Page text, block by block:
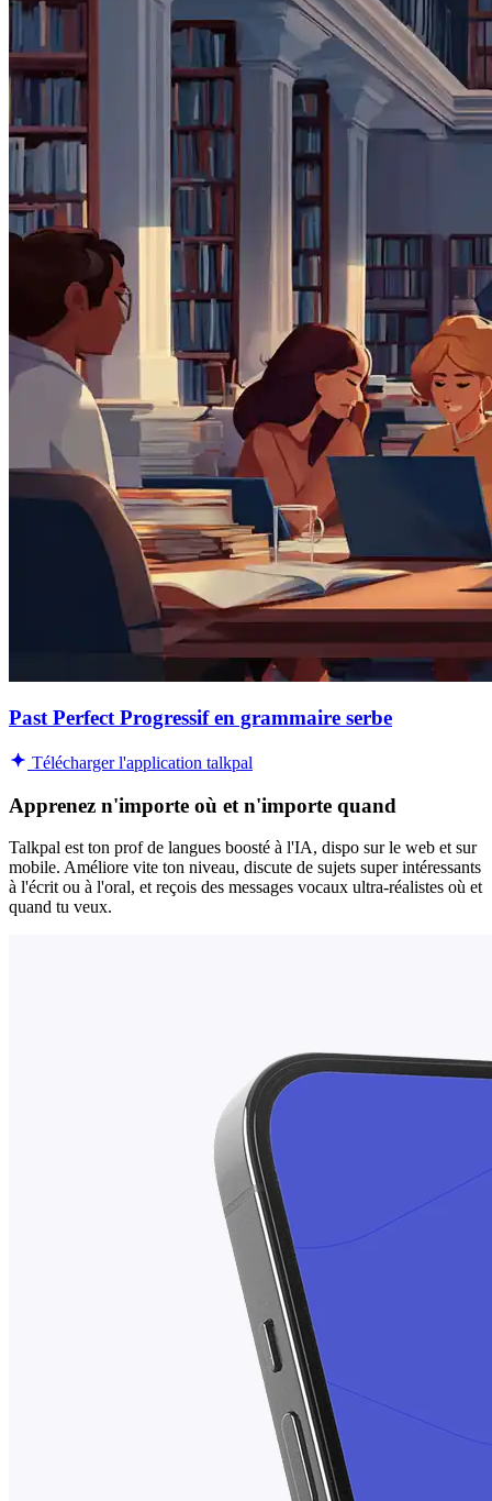
Past Perfect Progressif en grammaire serbe
Télécharger l'application talkpal
Apprenez n'importe où et n'importe quand
Talkpal est ton prof de langues boosté à l'IA, dispo sur le web et sur
mobile. Améliore vite ton niveau, discute de sujets super intéressants
à l'écrit ou à l'oral, et reçois des messages vocaux ultra-réalistes où et
quand tu veux.